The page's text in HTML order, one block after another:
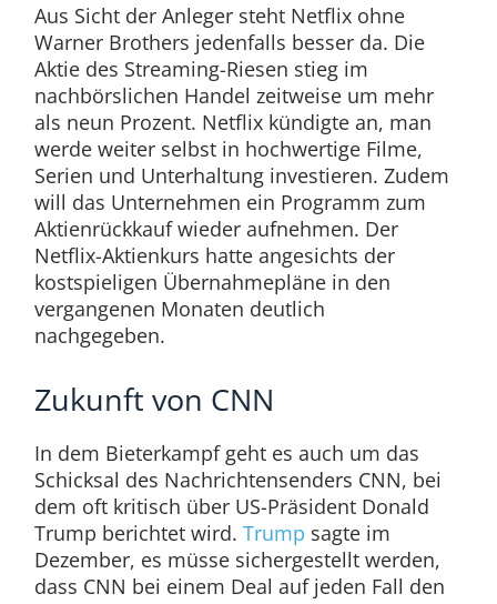
Aus Sicht der Anleger steht Netflix ohne
Warner Brothers jedenfalls besser da. Die
Aktie des Streaming-Riesen stieg im
nachbörslichen Handel zeitweise um mehr
als neun Prozent. Netflix kündigte an, man
werde weiter selbst in hochwertige Filme,
Serien und Unterhaltung investieren. Zudem
will das Unternehmen ein Programm zum
Aktienrückkauf wieder aufnehmen. Der
Netflix-Aktienkurs hatte angesichts der
kostspieligen Übernahmepläne in den
vergangenen Monaten deutlich
nachgegeben.
Zukunft von CNN
In dem Bieterkampf geht es auch um das
Schicksal des Nachrichtensenders CNN, bei
dem oft kritisch über US-Präsident Donald
Trump berichtet wird. Trump sagte im
Dezember, es müsse sichergestellt werden,
dass CNN bei einem Deal auf jeden Fall den